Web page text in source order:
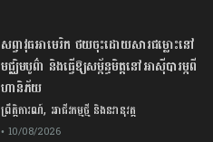
សព្វាវុធ​អាមេរិក ​ថយចុះ​ដោយសារ​ជម្លោះ​នៅ​
មជ្ឈិមបូព៌ា និង​ធ្វើឱ្យ​សម្ព័ន្ធមិត្ត​នៅ​អាស៊ី​បារម្ភ​ពី​
ហានិភ័យ​
ព្រឹត្តិការណ៍, អាជីវកម្មថ្មី និងនវានុវត្ត
• 10/08/2026